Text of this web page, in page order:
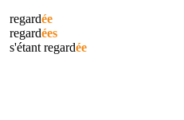
regardée
regardées
s'étant regardée